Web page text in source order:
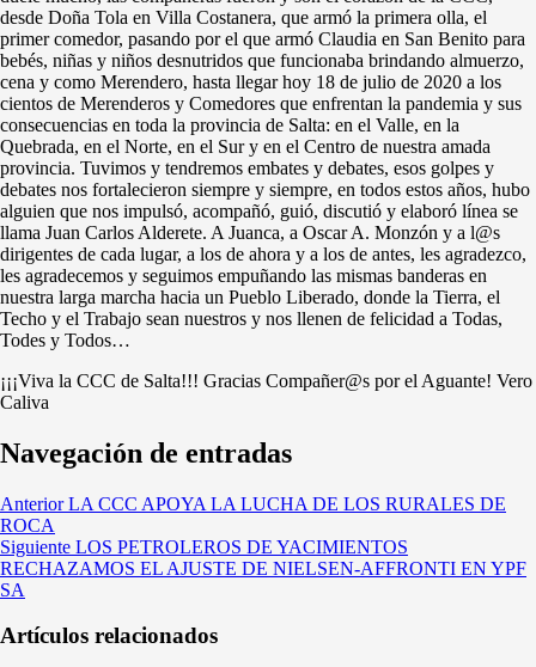
desde Doña Tola en Villa Costanera, que armó la primera olla, el
primer comedor, pasando por el que armó Claudia en San Benito para
bebés, niñas y niños desnutridos que funcionaba brindando almuerzo,
cena y como Merendero, hasta llegar hoy 18 de julio de 2020 a los
cientos de Merenderos y Comedores que enfrentan la pandemia y sus
consecuencias en toda la provincia de Salta: en el Valle, en la
Quebrada, en el Norte, en el Sur y en el Centro de nuestra amada
provincia. Tuvimos y tendremos embates y debates, esos golpes y
debates nos fortalecieron siempre y siempre, en todos estos años, hubo
alguien que nos impulsó, acompañó, guió, discutió y elaboró línea se
llama Juan Carlos Alderete. A Juanca, a Oscar A. Monzón y a l@s
dirigentes de cada lugar, a los de ahora y a los de antes, les agradezco,
les agradecemos y seguimos empuñando las mismas banderas en
nuestra larga marcha hacia un Pueblo Liberado, donde la Tierra, el
Techo y el Trabajo sean nuestros y nos llenen de felicidad a Todas,
Todes y Todos…
¡¡¡Viva la CCC de Salta!!! Gracias Compañer@s por el Aguante! Vero
Caliva
Navegación de entradas
AnteriorLA CCC APOYA LA LUCHA DE LOS RURALES DE
ROCA
Siguiente LOS PETROLEROS DE YACIMIENTOS
RECHAZAMOS EL AJUSTE DE NIELSEN-AFFRONTI EN YPF
SA
Artículos relacionados